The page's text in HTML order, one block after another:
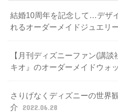
結婚10周年を記念して…デザ
れるオーダーメイドジュエリ
【月刊ディズニーファン(講
キオ』のオーダーメイドウォ
さりげなくディズニーの世界
介
2022.06.28